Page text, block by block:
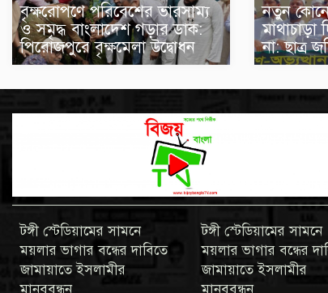
বৃক্ষরোপণে পরিবেশের ভারসাম্য
ও সমৃদ্ধ বাংলাদেশ গড়ার ডাক:
পিরোজপুরে বৃক্ষমেলা উদ্বোধন
নতুন
মাথাচাড়া
না: ছাত্র
টঙ্গী স্টেডিয়ামের সামনে
ময়লার ভাগার বন্ধের দাবিতে
জামায়াতে ইসলামীর
মানববন্ধন
টঙ্গী স্টেডিয়ামের সামনে
ময়লার ভাগার বন্ধের
জামায়াতে ইসলামীর
মানববন্ধন